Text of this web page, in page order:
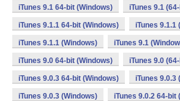
iTunes 9.1 64-bit (Windows) iTunes 9.1
iTunes 9.1.1 64-bit (Windows) iTunes 9.1.1
iTunes 9.1.1 (Windows) iTunes 9.1
iTunes 9.0 64-bit (Windows) iTunes 9.0
iTunes 9.0.3 64-bit (Windows) iTunes 9.0.3
iTunes 9.0.3 (Windows) iTunes 9.0.2 64-bit